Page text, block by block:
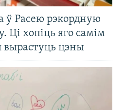
ў Расею рэкордную
Ці хопіць яго самім
вырастуць цэны